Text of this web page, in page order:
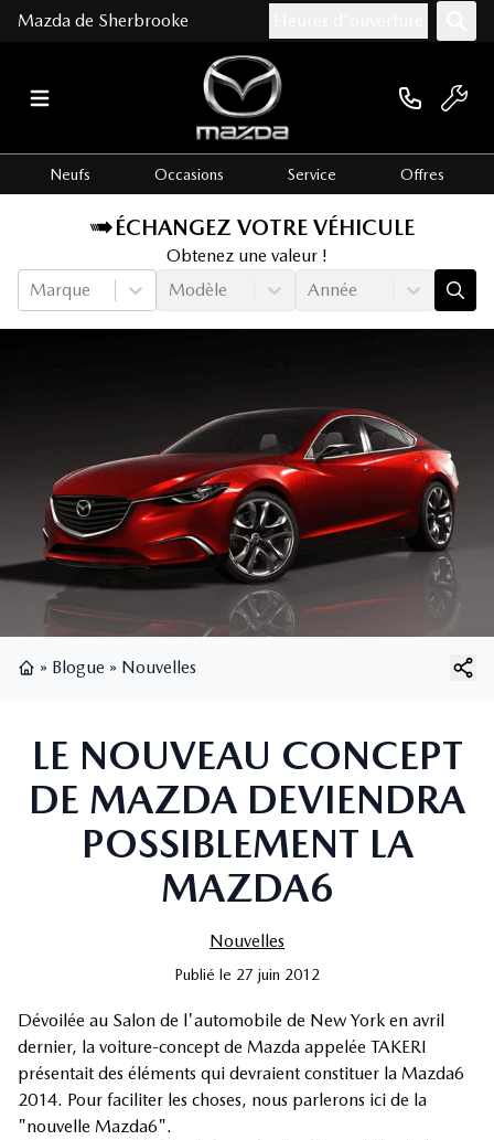
Mazda de Sherbrooke
Neufs Occasions Service Offres
ÉCHANGEZ VOTRE VÉHICULE
Obtenez une valeur !
Marque
Modèle Année
» Blogue » Nouvelles
LE NOUVEAU CONCEPT
DE MAZDA DEVIENDRA
POSSIBLEMENT LA
MAZDA6
Nouvelles
Publié le 27 juin 2012
Dévoilée au Salon de l'automobile de New York en avril
dernier, la voiture-concept de Mazda appelée TAKERI
présentait des éléments qui devraient constituer la Mazda6
2014. Pour faciliter les choses, nous parlerons ici de la
"nouvelle Mazda6".